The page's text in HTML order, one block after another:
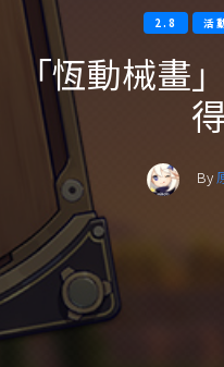
2.8 活
「恆動械畫
By